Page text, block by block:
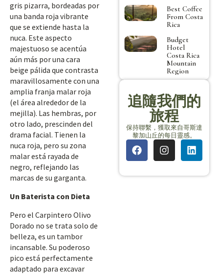
gris pizarra, bordeadas por
una banda roja vibrante
que se extiende hasta la
nuca. Este aspecto
majestuoso se acentúa
aún más por una cara
beige pálida que contrasta
maravillosamente con una
amplia franja malar roja
(el área alrededor de la
mejilla). Las hembras, por
otro lado, prescinden del
drama facial. Tienen la
nuca roja, pero su zona
malar está rayada de
negro, reflejando las
marcas de su garganta.
Un Baterista con Dieta
Pero el Carpintero Olivo
Dorado no se trata solo de
belleza, es un tambor
incansable. Su poderoso
pico está perfectamente
adaptado para excavar
Best Coffee
From Costa
Rica
Budget
Hotel
Costa Rica
Mountain
Region
追隨我們的
旅程
保持聯繫，獲取來自哥斯達
黎加山丘的每日靈感。